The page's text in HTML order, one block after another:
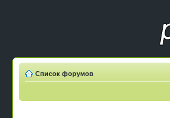
Список форумов